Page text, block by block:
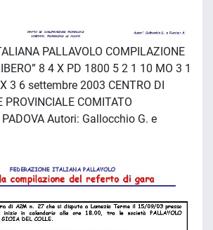
PALLAVOLO COMPILAZIONE
8 4 X PD 1800 5 2 1 10 MO 3 1
3 6 settembre 2003 CENTRO DI
PROVINCIALE COMITATO
PADOVA Autori: Gallocchio G. e